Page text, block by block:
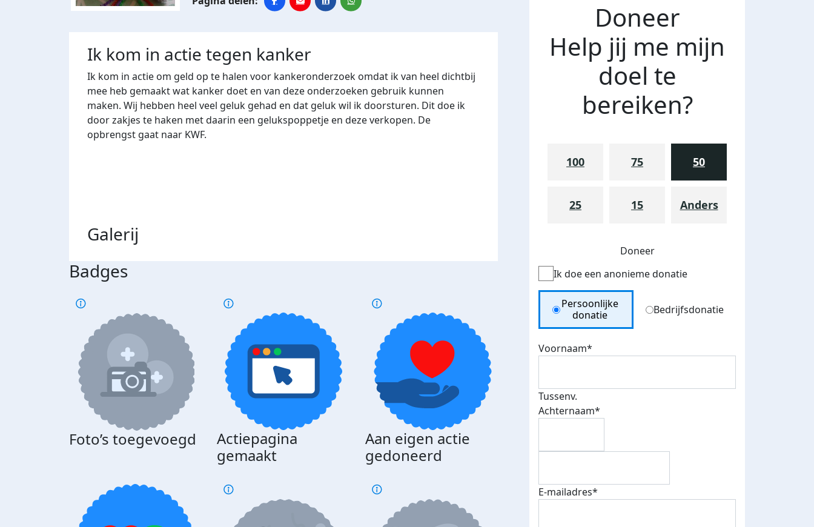
Ik kom in actie tegen kanker
Ik kom in actie om geld op te halen voor kankeronderzoek omdat ik van heel dichtbij
mee heb gemaakt wat kanker doet en van deze onderzoeken gebruik kunnen
maken. Wij hebben heel veel geluk gehad en dat geluk wil ik doorsturen. Dit doe ik
door zakjes te haken met daarin een gelukspoppetje en deze verkopen. De
opbrengst gaat naar KWF.
Galerij
Badges
Foto’s toegevoegd
Actiepagina
gemaakt
Aan eigen actie
gedoneerd
bedankt
Doneer
Help jij me mijn
doel te
bereiken?
100 75 50
25 15 Anders
Doneer
Ik doe een anonieme donatie
Donation Type
Persoonlijke
donatie
Bedrijfsdonatie
Voornaam*
Tussenv.
Achternaam*
E-mailadres*